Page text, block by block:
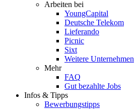
Arbeiten bei
YoungCapital
Deutsche Telekom
Lieferando
Picnic
Sixt
Weitere Unternehmen
Mehr
FAQ
Gut bezahlte Jobs
Infos & Tipps
Bewerbungstipps